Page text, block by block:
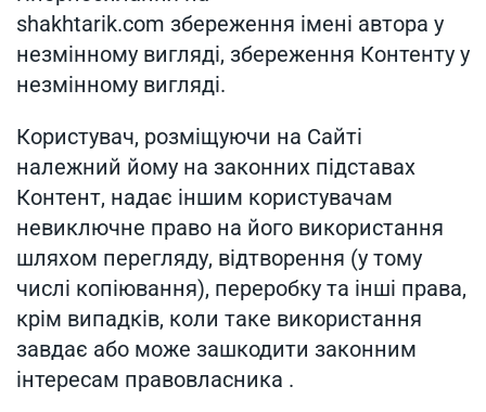
shakhtarik.com збереження імені автора у
незмінному вигляді, збереження Контенту у
незмінному вигляді.
Користувач, розміщуючи на Сайті
належний йому на законних підставах
Контент, надає іншим користувачам
невиключне право на його використання
шляхом перегляду, відтворення (у тому
числі копіювання), переробку та інші права,
крім випадків, коли таке використання
завдає або може зашкодити законним
інтересам правовласника .